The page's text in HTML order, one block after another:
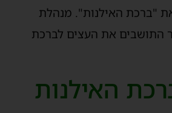
"ברכת האילנות". מנהלת
התושבים את העצים לברכת
האילנות